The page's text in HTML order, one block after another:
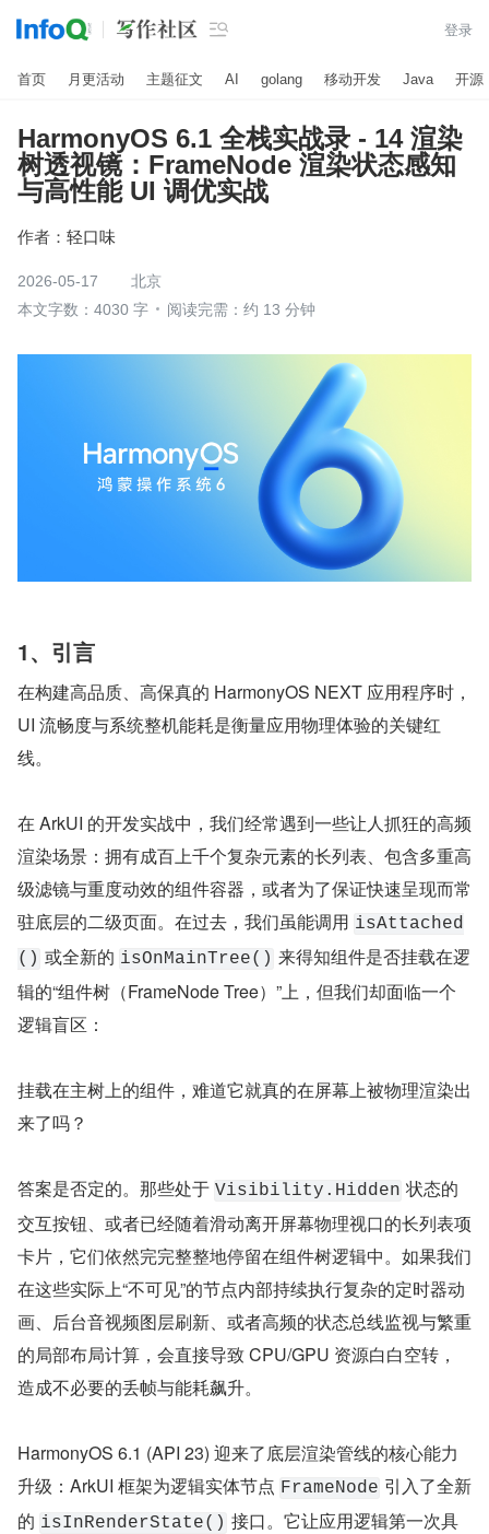
 登录
首页 月更活动 主题征文 AI golang 移动开发 Java 开源
HarmonyOS 6.1 全栈实战录 - 14 渲染
树透视镜：FrameNode 渲染状态感知
与高性能 UI 调优实战
作者： 轻口味
2026-05-17
北京
本文字数：4030 字
阅读完需：约 13 分钟
1、引言
在构建高品质、高保真的 HarmonyOS NEXT 应用程序时，
UI 流畅度与系统整机能耗是衡量应用物理体验的关键红
线。
在 ArkUI 的开发实战中，我们经常遇到一些让人抓狂的高频
渲染场景：拥有成百上千个复杂元素的长列表、包含多重高
级滤镜与重度动效的组件容器，或者为了保证快速呈现而常
驻底层的二级页面。在过去，我们虽能调用 isAttached
() 或全新的 isOnMainTree() 来得知组件是否挂载在逻
辑的“组件树（FrameNode Tree）”上，但我们却面临一个
逻辑盲区：
挂载在主树上的组件，难道它就真的在屏幕上被物理渲染出
来了吗？
答案是否定的。那些处于 Visibility.Hidden 状态的
交互按钮、或者已经随着滑动离开屏幕物理视口的长列表项
卡片，它们依然完完整整地停留在组件树逻辑中。如果我们
在这些实际上“不可见”的节点内部持续执行复杂的定时器动
画、后台音视频图层刷新、或者高频的状态总线监视与繁重
的局部布局计算，会直接导致 CPU/GPU 资源白白空转，
造成不必要的丢帧与能耗飙升。
HarmonyOS 6.1 (API 23) 迎来了底层渲染管线的核心能力
升级：ArkUI 框架为逻辑实体节点 FrameNode 引入了全新
的 isInRenderState() 接口。它让应用逻辑第一次具